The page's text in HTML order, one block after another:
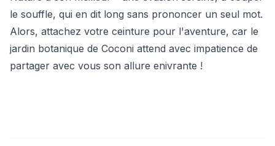
le souffle, qui en dit long sans prononcer un seul mot.
Alors, attachez votre ceinture pour l'aventure, car le
jardin botanique de Coconi attend avec impatience de
partager avec vous son allure enivrante !